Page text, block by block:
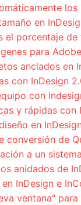
los
en
el porcentaje de
para
anclados en
con InDesign
con
y rápidas con
en
conversión de
a un
anidados de
InDesign e
ventana"